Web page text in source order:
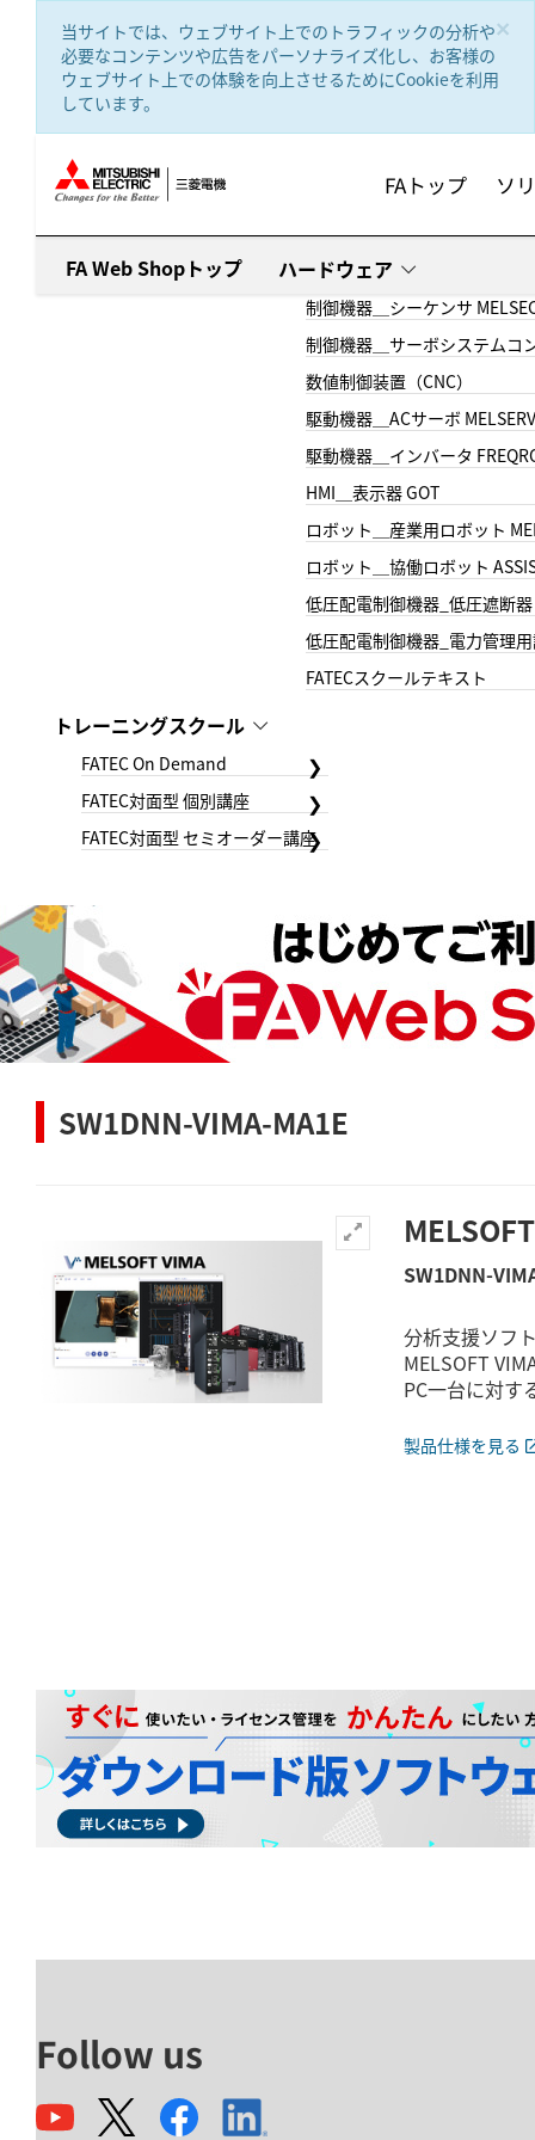
×
当サイトでは、ウェブサイト上でのトラフィックの分析や
必要なコンテンツや広告をパーソナライズ化し、お客様の
ウェブサイト上での体験を向上させるためにCookieを利用
しています。
FAトップ ソ
FA Web Shopトップ ハードウェア
制御機器＿シーケンサ
制御機器＿サーボシステムコ
数値制御装置（CNC）
駆動機器＿ACサーボ
駆動機器＿インバータ
HMI＿表示器 GOT
ロボット＿産業用ロボット
ロボット＿協働ロボット
低圧配電制御機器_低圧遮断器
低圧配電制御機器_電力管理
FATECスクールテキスト
トレーニングスクール
FATEC On Demand
FATEC対面型 個別講座
FATEC対面型 セミオーダー講座
SW1DNN-VIMA-MA1E
SW1DNN-
分析支援ソフ
MELSOFT
PC一台に対す
製品仕様を見る
Follow us